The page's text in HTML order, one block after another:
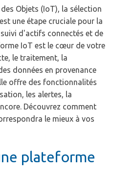
Objets (IoT), la sélection
une étape cruciale pour la
d'actifs connectés et de
IoT est le cœur de votre
le traitement, la
données en provenance
offre des fonctionnalités
les alertes, la
Découvrez comment
le mieux à vos
plateforme